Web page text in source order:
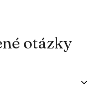
otázky